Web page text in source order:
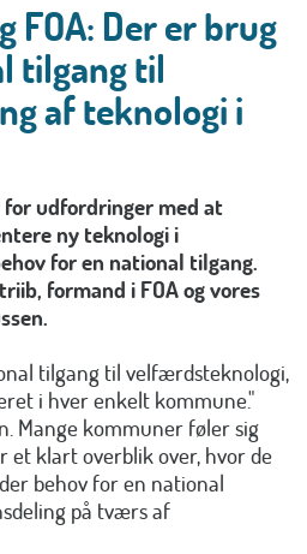
FOA: Der er brug
tilgang til
af teknologi i
udfordringer med at
ny teknologi i
for en national tilgang.
formand i FOA og vores
tilgang til velfærdsteknologi,
i hver enkelt kommune."
Mange kommuner føler sig
et klart overblik over, hvor de
behov for en national
på tværs af